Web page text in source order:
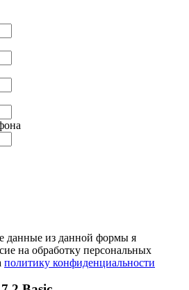
данные из данной формы я
на обработку персональных
политику конфиденциальности